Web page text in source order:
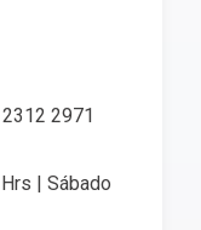
2971
| Sábado